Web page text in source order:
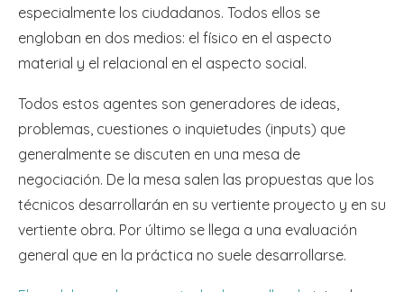
especialmente los ciudadanos. Todos ellos se
engloban en dos medios: el físico en el aspecto
material y el relacional en el aspecto social.
Todos estos agentes son generadores de ideas,
problemas, cuestiones o inquietudes (inputs) que
generalmente se discuten en una mesa de
negociación. De la mesa salen las propuestas que los
técnicos desarrollarán en su vertiente proyecto y en su
vertiente obra. Por último se llega a una evaluación
general que en la práctica no suele desarrollarse.